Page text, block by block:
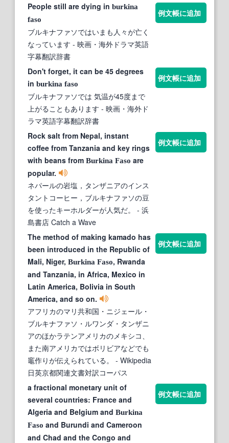
People still are dying in burkina
faso
ブルキナファソではいまも人々が亡く
なっています - 映画・海外ドラマ英語
字幕翻訳辞書
例文帳に追加
Don't forget, it can be 45 degrees
in burkina faso
ブルキナファソでは 気温が45度まで
上がることもあります - 映画・海外ド
ラマ英語字幕翻訳辞書
例文帳に追加
Rock salt from Nepal, instant
coffee from Tanzania and key rings
with beans from Burkina Faso are
popular.
ネパールの岩塩，タンザニアのインス
タントコーヒー，ブルキナファソの豆
を使ったキーホルダーが人気だ。
- 浜
島書店 Catch a Wave
例文帳に追加
The method of making kamado has
been introduced in the Republic of
Mali, Niger, Burkina Faso, Rwanda
and Tanzania, in Africa, Mexico in
Latin America, Bolivia in South
America, and so on.
アフリカのマリ共和国・ニジェール・
ブルキナファソ・ルワンダ・タンザニ
アのほかラテンアメリカのメキシコ、
また南アメリカではボリビアなどでも
竈作りが伝えられている。
- Wikipedia
日英京都関連文書対訳コーパス
例文帳に追加
a fractional monetary unit of
several countries: France and
Algeria and Belgium and Burkina
Faso and Burundi and Cameroon
and Chad and the Congo and
例文帳に追加